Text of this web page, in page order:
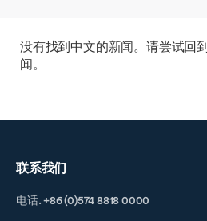
没有找到中文的新闻。请尝试回到
闻。
联系我们
电话. +86 (0)574 8818 0000